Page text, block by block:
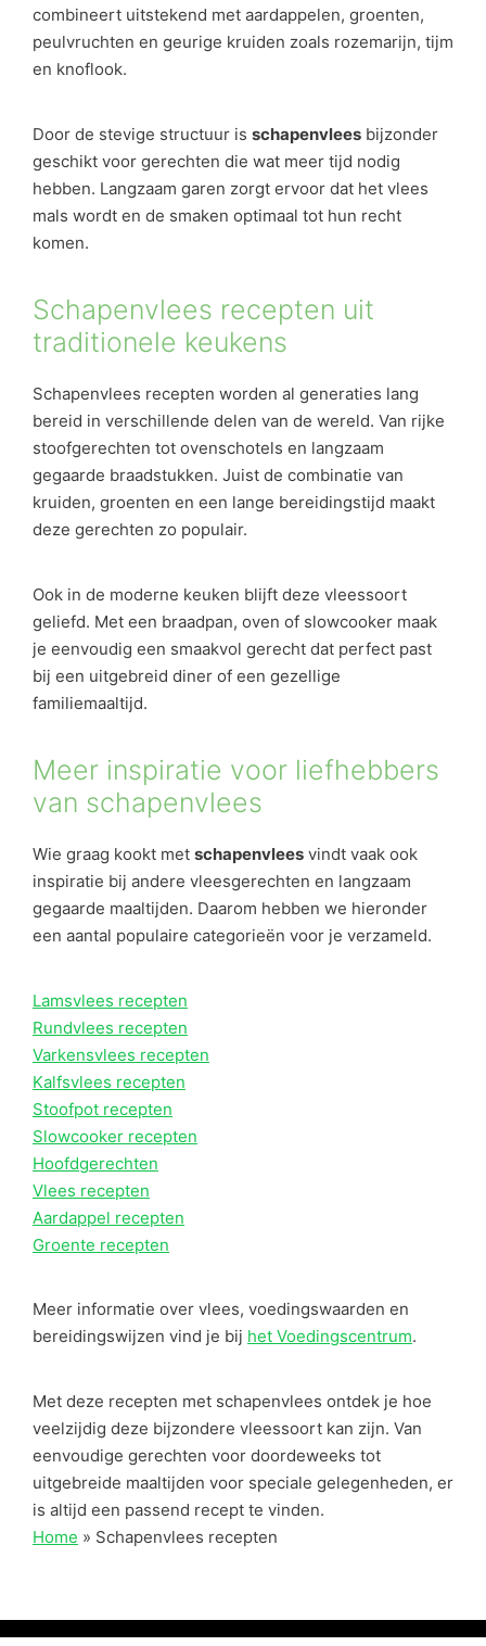
combineert uitstekend met aardappelen, groenten,
peulvruchten en geurige kruiden zoals rozemarijn, tijm
en knoflook.
Door de stevige structuur is schapenvlees bijzonder
geschikt voor gerechten die wat meer tijd nodig
hebben. Langzaam garen zorgt ervoor dat het vlees
mals wordt en de smaken optimaal tot hun recht
komen.
Schapenvlees recepten uit
traditionele keukens
Schapenvlees recepten worden al generaties lang
bereid in verschillende delen van de wereld. Van rijke
stoofgerechten tot ovenschotels en langzaam
gegaarde braadstukken. Juist de combinatie van
kruiden, groenten en een lange bereidingstijd maakt
deze gerechten zo populair.
Ook in de moderne keuken blijft deze vleessoort
geliefd. Met een braadpan, oven of slowcooker maak
je eenvoudig een smaakvol gerecht dat perfect past
bij een uitgebreid diner of een gezellige
familiemaaltijd.
Meer inspiratie voor liefhebbers
van schapenvlees
Wie graag kookt met schapenvlees vindt vaak ook
inspiratie bij andere vleesgerechten en langzaam
gegaarde maaltijden. Daarom hebben we hieronder
een aantal populaire categorieën voor je verzameld.
Lamsvlees recepten
Rundvlees recepten
Varkensvlees recepten
Kalfsvlees recepten
Stoofpot recepten
Slowcooker recepten
Hoofdgerechten
Vlees recepten
Aardappel recepten
Groente recepten
Meer informatie over vlees, voedingswaarden en
bereidingswijzen vind je bij het Voedingscentrum.
Met deze recepten met schapenvlees ontdek je hoe
veelzijdig deze bijzondere vleessoort kan zijn. Van
eenvoudige gerechten voor doordeweeks tot
uitgebreide maaltijden voor speciale gelegenheden, er
is altijd een passend recept te vinden.
Home » Schapenvlees recepten